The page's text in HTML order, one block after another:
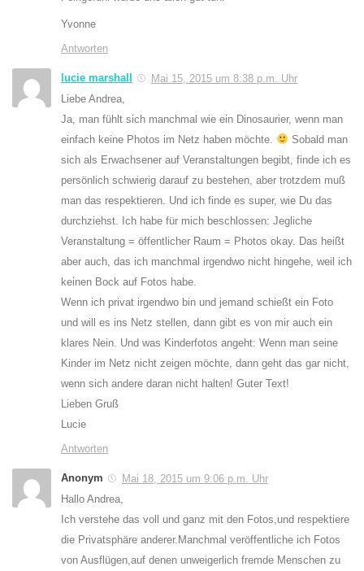
Yvonne
Antworten
lucie marshall
Mai 15, 2015 um 8:38 p.m. Uhr
Liebe Andrea,
Ja, man fühlt sich manchmal wie ein Dinosaurier, wenn man
einfach keine Photos im Netz haben möchte.
Sobald man
sich als Erwachsener auf Veranstaltungen begibt, finde ich es
persönlich schwierig darauf zu bestehen, aber trotzdem muß
man das respektieren. Und ich finde es super, wie Du das
durchziehst. Ich habe für mich beschlossen: Jegliche
Veranstaltung = öffentlicher Raum = Photos okay. Das heißt
aber auch, das ich manchmal irgendwo nicht hingehe, weil ich
keinen Bock auf Fotos habe.
Wenn ich privat irgendwo bin und jemand schießt ein Foto
und will es ins Netz stellen, dann gibt es von mir auch ein
klares Nein. Und was Kinderfotos angeht: Wenn man seine
Kinder im Netz nicht zeigen möchte, dann geht das gar nicht,
wenn sich andere daran nicht halten! Guter Text!
Lieben Gruß
Lucie
Antworten
Anonym
Mai 18, 2015 um 9:06 p.m. Uhr
Hallo Andrea,
Ich verstehe das voll und ganz mit den Fotos,und respektiere
die Privatsphäre anderer.Manchmal veröffentliche ich Fotos
von Ausflügen,auf denen unweigerlich fremde Menschen zu